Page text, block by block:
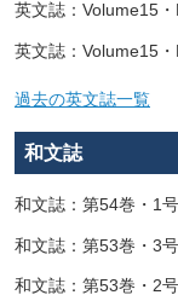
英文誌：Volume15
英文誌：Volume15
過去の英文誌一覧
和文誌
和文誌：第54巻・1
和文誌：第53巻・3
和文誌：第53巻・2